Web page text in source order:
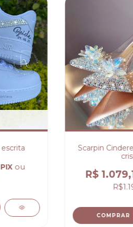
ou
Scarpin
R$
COMPRAR